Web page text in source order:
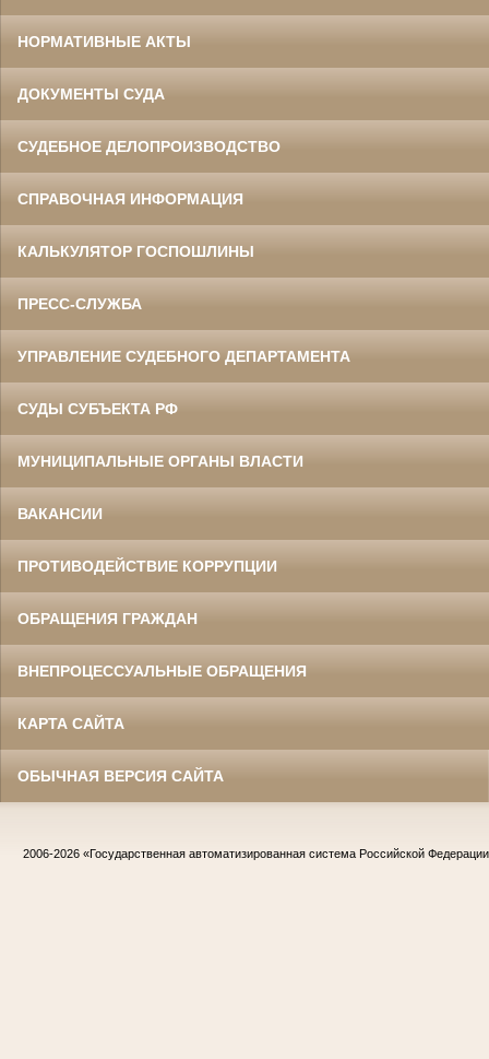
НОРМАТИВНЫЕ АКТЫ
ДОКУМЕНТЫ СУДА
СУДЕБНОЕ ДЕЛОПРОИЗВОДСТВО
СПРАВОЧНАЯ ИНФОРМАЦИЯ
КАЛЬКУЛЯТОР ГОСПОШЛИНЫ
ПРЕСС-СЛУЖБА
УПРАВЛЕНИЕ СУДЕБНОГО ДЕПАРТАМЕНТА
СУДЫ СУБЪЕКТА РФ
МУНИЦИПАЛЬНЫЕ ОРГАНЫ ВЛАСТИ
ВАКАНСИИ
ПРОТИВОДЕЙСТВИЕ КОРРУПЦИИ
ОБРАЩЕНИЯ ГРАЖДАН
ВНЕПРОЦЕССУАЛЬНЫЕ ОБРАЩЕНИЯ
КАРТА САЙТА
ОБЫЧНАЯ ВЕРСИЯ САЙТА
2006-2026 «Государственная автоматизированная система Российской